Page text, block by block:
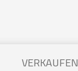
VERKAUFEN